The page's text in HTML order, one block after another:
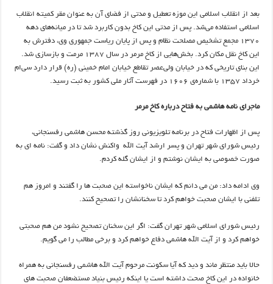
بعد از انقلاب اسلامی این موزه تعطیل و مدتی از فضای آن به عنوان مقر کمیته انقلاب
اسلامی استفاده می‌شد. پس از مدتی این کاخ بدون کاربرد شد تا در میانه‌های دهه
۱۳۷۰ مجمع تشخیص مصلحت نظام و پس از پایان ریاست جمهوری وی، دفترش به
این کاخ نقل مکان کرد. بخش‌هایی از کاخ مرمر در سال ۱۳۸۷ مرمت و بازسازی شد.
این بنای تاریخی که در خیابان ولی‌عصر تقاطع خیابان امام خمینی (ره) قرار دارد سی‌ام
خرداد ۱۳۵۷ با شماره‌ی ۱۶۰۶ در فهرست آثار ملی کشور به ثبت رسید.
ماجرای نامه هاشمی به فتاح درباره کاخ مرمر
پس از اظهارات فتاح در برنامه تلویزیونی روز گذشته محسن هاشمی رفسنجانی،
رئیس شورای شهر تهران و پسر ارشد آیت الله واکنش نشان داد و گفت: نامه ای به
صورت خصوصی به ایشان نوشتم و از ایشان گله کردم.
وی ادامه داد: من می دانم که ایشان ناخواسته این صحبت ها را گفتند و امروز هم
تلفنی با ایشان صحبت خواهم کرد تا سخنانشان را تصحیح کنند.
رئیس شورای اسلامی شهر تهران گفت: اگر این سخنان تصحیح نشود من هم صحبتی
خواهم کرد و از آیت الله هاشمی دفاع خواهم کرد و برخی مطالب را می گویم.
حالا باید منتظر ماند و دید که آیا سکونت مرحوم آیت الله هاشمی رفسنجانی به همراه
خانواده در این کاخ صحت داشته است یا اینکه رئیس بنیاد مستضعفان صحبت های